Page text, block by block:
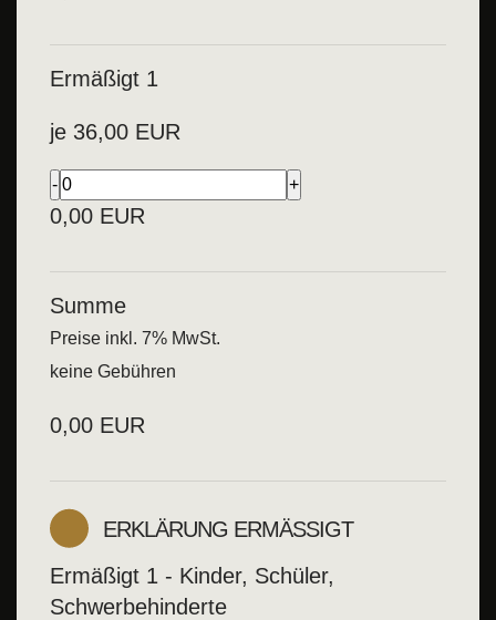
Ermäßigt 1
je 36,00 EUR
0,00 EUR
Summe
Preise inkl. 7% MwSt.
keine Gebühren
0,00 EUR
ERKLÄRUNG ERMÄSSIGT
Ermäßigt 1 - Kinder, Schüler,
Schwerbehinderte